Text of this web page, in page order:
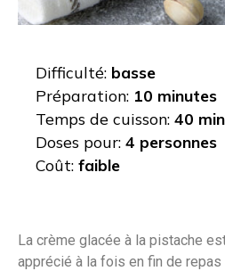
Difficulté: basse
Préparation: 10 minutes
Temps de cuisson: 40
Doses pour: 4 personnes
Coût: faible
La crème glacée à la pistache
apprécié à la fois en fin de